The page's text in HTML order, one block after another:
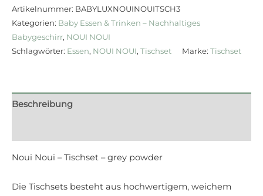
Artikelnummer: BABYLUXNOUINOUITSCH3
Kategorien: Baby Essen & Trinken – Nachhaltiges
Babygeschirr, NOUI NOUI
Schlagwörter: Essen, NOUI NOUI, Tischset Marke: Tischset
Beschreibung
Noui Noui – Tischset – grey powder
Die Tischsets besteht aus hochwertigem, weichem